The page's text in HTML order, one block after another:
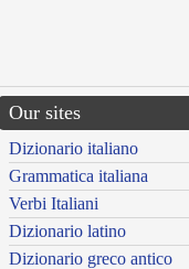
Our sites
Dizionario italiano
Grammatica italiana
Verbi Italiani
Dizionario latino
Dizionario greco antico